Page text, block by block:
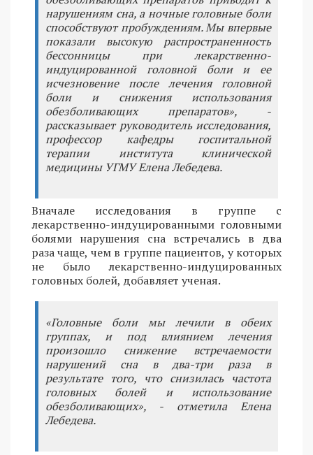
нарушениям сна, а ночные головные боли
способствуют пробуждениям. Мы впервые
показали высокую распространенность
бессонницы при лекарственно-
индуцированной головной боли и ее
исчезновение после лечения головной
боли и снижения использования
обезболивающих препаратов», -
рассказывает руководитель исследования,
профессор кафедры госпитальной
терапии института клинической
медицины УГМУ Елена Лебедева.
Вначале исследования в группе с
лекарственно-индуцированными головными
болями нарушения сна встречались в два
раза чаще, чем в группе пациентов, у которых
не было лекарственно-индуцированных
головных болей, добавляет ученая.
«Головные боли мы лечили в обеих
группах, и под влиянием лечения
произошло снижение встречаемости
нарушений сна в два-три раза в
результате того, что снизилась частота
головных болей и использование
обезболивающих», - отметила Елена
Лебедева.